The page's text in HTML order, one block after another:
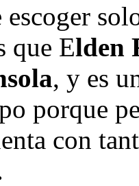
escoger
que Elden
, y es
porque
con